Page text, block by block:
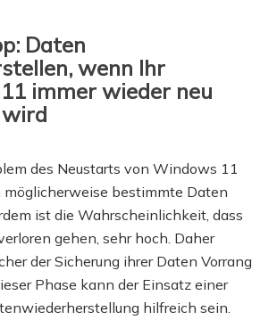
Daten
wenn Ihr
immer wieder neu
des Neustarts von Windows 11
bestimmte Daten
ist die Wahrscheinlichkeit, dass
gehen, sehr hoch. Daher
der Sicherung ihrer Daten Vorrang
Phase kann der Einsatz einer
hilfreich sein.